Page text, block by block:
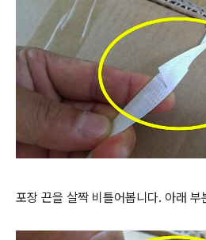
포장 끈을 살짝 비틀어봅니다. 아래 부